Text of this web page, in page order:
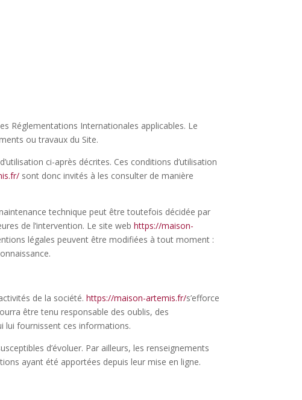
Réglementations Internationales applicables. Le
ou travaux du Site.
ci-après décrites. Ces conditions d’utilisation
sont donc invités à les consulter de manière
technique peut être toutefois décidée par
de l’intervention. Le site webhttps://maison-
légales peuvent être modifiées à tout moment :
de la société.https://maison-artemis.fr/s’efforce
être tenu responsable des oublis, des
lui fournissent ces informations.
d’évoluer. Par ailleurs, les renseignements
ayant été apportées depuis leur mise en ligne.